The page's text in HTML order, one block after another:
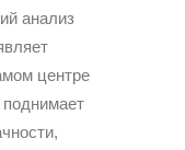
анализ
центре